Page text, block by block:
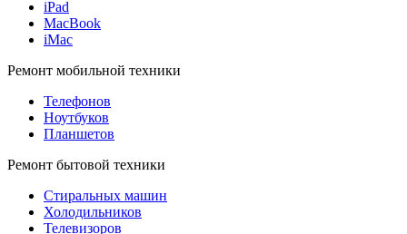
iPad
MacBook
iMac
Ремонт мобильной техники
Телефонов
Ноутбуков
Планшетов
Ремонт бытовой техники
Стиральных машин
Холодильников
Телевизоров